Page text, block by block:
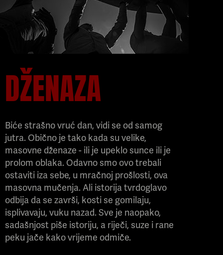
DŽENAZA
Biće strašno vruć dan, vidi se od samog
jutra. Obično je tako kada su velike,
masovne dženaze - ili je upeklo sunce ili je
prolom oblaka. Odavno smo ovo trebali
ostaviti iza sebe, u mračnoj prošlosti, ova
masovna mučenja. Ali istorija tvrdoglavo
odbija da se završi, kosti se gomilaju,
isplivavaju, vuku nazad. Sve je naopako,
sadašnjost piše istoriju, a riječi, suze i rane
peku jače kako vrijeme odmiče.